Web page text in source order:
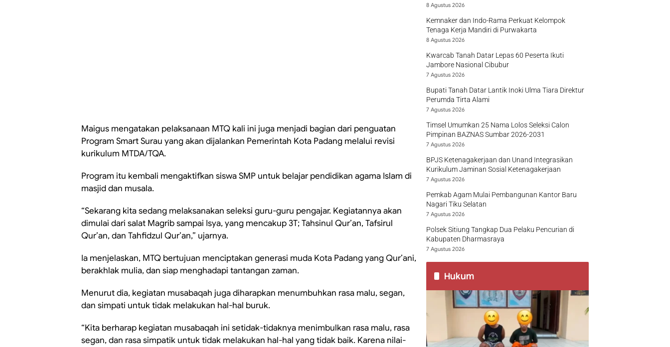
Maigus mengatakan pelaksanaan MTQ kali ini juga menjadi bagian dari penguatan
Program Smart Surau yang akan dijalankan Pemerintah Kota Padang melalui revisi
kurikulum MTDA/TQA.
Program itu kembali mengaktifkan siswa SMP untuk belajar pendidikan agama Islam di
masjid dan musala.
“Sekarang kita sedang melaksanakan seleksi guru-guru pengajar. Kegiatannya akan
dimulai dari salat Magrib sampai Isya, yang mencakup 3T; Tahsinul Qur’an, Tafsirul
Qur’an, dan Tahfidzul Qur’an,” ujarnya.
Ia menjelaskan, MTQ bertujuan menciptakan generasi muda Kota Padang yang Qur’ani,
berakhlak mulia, dan siap menghadapi tantangan zaman.
Menurut dia, kegiatan musabaqah juga diharapkan menumbuhkan rasa malu, segan,
dan simpati untuk tidak melakukan hal-hal buruk.
“Kita berharap kegiatan musabaqah ini setidak-tidaknya menimbulkan rasa malu, rasa
segan, dan rasa simpatik untuk tidak melakukan hal-hal yang tidak baik. Karena nilai-
8 Agustus 2026
Kemnaker dan Indo-Rama Perkuat Kelompok
Tenaga Kerja Mandiri di Purwakarta
8 Agustus 2026
Kwarcab Tanah Datar Lepas 60 Peserta Ikuti
Jambore Nasional Cibubur
7 Agustus 2026
Bupati Tanah Datar Lantik Inoki Ulma Tiara Direktur
Perumda Tirta Alami
7 Agustus 2026
Timsel Umumkan 25 Nama Lolos Seleksi Calon
Pimpinan BAZNAS Sumbar 2026-2031
7 Agustus 2026
BPJS Ketenagakerjaan dan Unand Integrasikan
Kurikulum Jaminan Sosial Ketenagakerjaan
7 Agustus 2026
Pemkab Agam Mulai Pembangunan Kantor Baru
Nagari Tiku Selatan
7 Agustus 2026
Polsek Sitiung Tangkap Dua Pelaku Pencurian di
Kabupaten Dharmasraya
7 Agustus 2026
Hukum